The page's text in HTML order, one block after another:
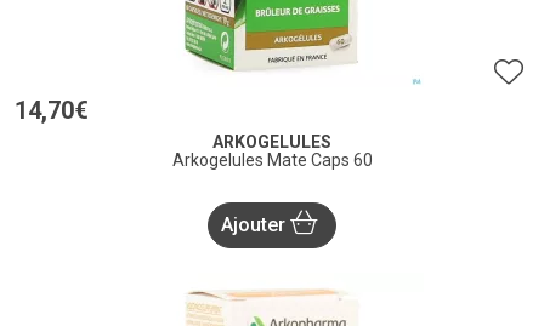
14,70€
ARKOGELULES
Arkogelules Mate Caps 60
Ajouter